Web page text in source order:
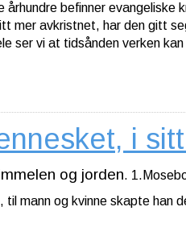
befinner evangeliske
mer avkristnet, har den gitt
ser vi at tidsånden verken
i
og jorden.
mann og kvinne skapte han